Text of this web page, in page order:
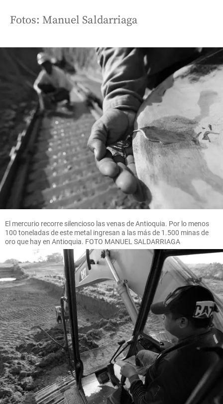
Fotos: Manuel Saldarriaga
El mercurio recorre silencioso las venas de Antioquia. Por lo menos
100 toneladas de este metal ingresan a las más de 1.500 minas de
oro que hay en Antioquia. FOTO MANUEL SALDARRIAGA